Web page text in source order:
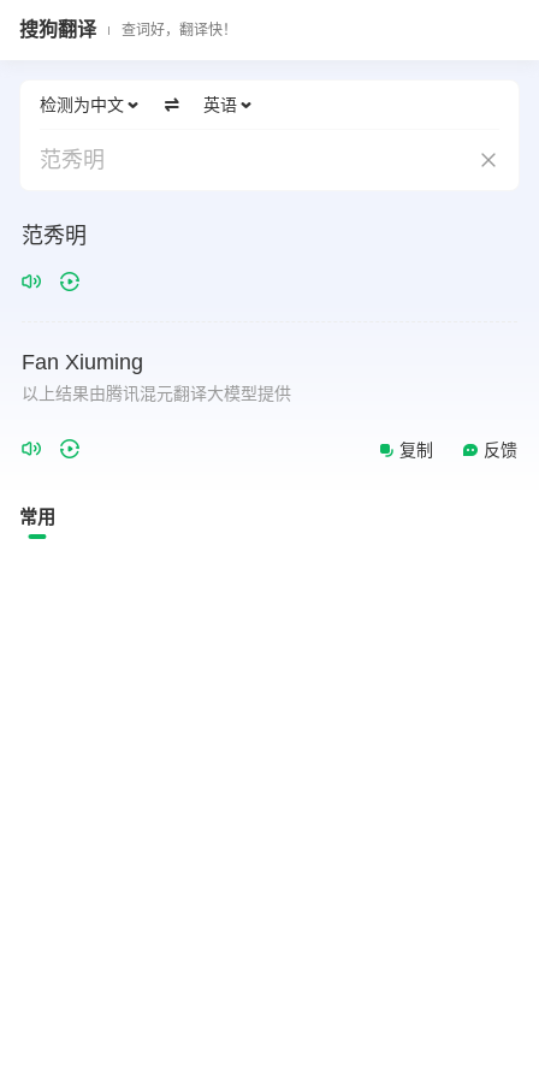
搜狗翻译 查词好，翻译快！
检测为中文 英语
范秀明
范秀明
Fan Xiuming
以上结果由腾讯混元翻译大模型提供
复制 反馈
常用